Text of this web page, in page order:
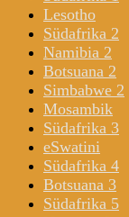
Lesotho
Südafrika 2
Namibia 2
Botsuana 2
Simbabwe 2
Mosambik
Südafrika 3
eSwatini
Südafrika 4
Botsuana 3
Südafrika 5